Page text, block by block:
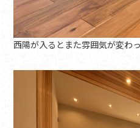
西陽が入るとまた雰囲気が変わ